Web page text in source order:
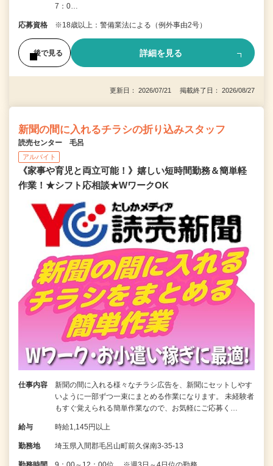
7：0…
応募資格 ※18歳以上：警備業法による（例外事由2号）
後で見る 詳細を見る
更新日： 2026/07/21 掲載終了日： 2026/08/27
新聞の間に入れるチラシの折り込みスタッフ
読売センター 毛呂
アルバイト
《家事や育児と両立可能！》嬉しい短時間勤務＆簡単軽
作業！★シフト応相談★WワークOK
仕事内容
新聞の間に入れる様々なチラシ広告を、新聞にセットしやす
いように一部ずつ一束にまとめる作業になります。 未経験者
もすぐ覚えられる簡単作業なので、お気軽にご応募く…
給与 時給1,145円以上
勤務地 埼玉県入間郡毛呂山町前久保南3-35-13